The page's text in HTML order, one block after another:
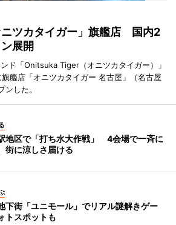
ニツカタイガー」旗艦店 国内2
展開
ド「Onitsuka Tiger（オニツカタイガー）」
艦店「オニツカタイガー 名古屋」（名古屋
した。
地区で「打ち水大作戦」 4会場で一斉に
街に涼しさ届ける
下街「ユニモール」でリアル謎解きゲー
スポットも